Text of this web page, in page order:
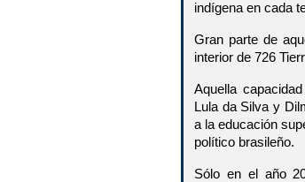
indígena en cada
Gran parte de
interior de 726
Aquella
Lula da Silva y
a la educación
político brasileño.
Sólo en el año